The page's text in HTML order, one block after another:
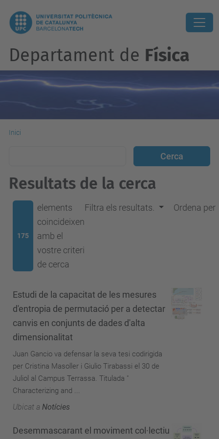
Departament de Física
Inici
Resultats de la cerca
175
elements
coincideixen
amb el
vostre criteri
de cerca
Filtra els resultats. Ordena per
Estudi de la capacitat de les mesures
d'entropia de permutació per a detectar
canvis en conjunts de dades d'alta
dimensionalitat
Juan Gancio va defensar la seva tesi codirigida
per Cristina Masoller i Giulio Tirabassi el 30 de
Juliol al Campus Terrassa. Titulada "
Characterizing and ...
Ubicat a Notícies
Desemmascarant el moviment col·lectiu